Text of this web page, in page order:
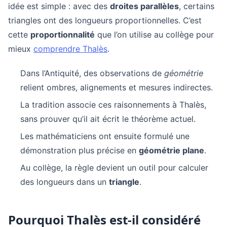
idée est simple : avec des droites parallèles, certains
triangles ont des longueurs proportionnelles. C’est
cette proportionnalité que l’on utilise au collège pour
mieux comprendre Thalès.
Dans l’Antiquité, des observations de géométrie
relient ombres, alignements et mesures indirectes.
La tradition associe ces raisonnements à Thalès,
sans prouver qu’il ait écrit le théorème actuel.
Les mathématiciens ont ensuite formulé une
démonstration plus précise en géométrie plane.
Au collège, la règle devient un outil pour calculer
des longueurs dans un triangle.
Pourquoi Thalès est-il considéré